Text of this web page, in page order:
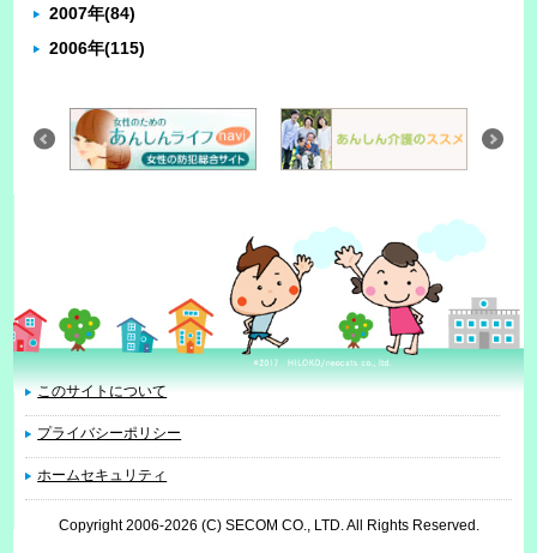
2007年(84)
2006年(115)
このサイトについて
プライバシーポリシー
ホームセキュリティ
Copyright 2006-2026 (C) SECOM CO., LTD. All Rights Reserved.